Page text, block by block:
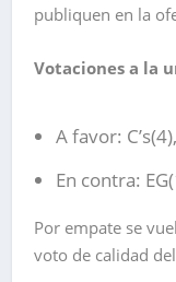
publiquen en la
Votaciones a la
A favor:
En contra:
Por empate se
voto de calidad